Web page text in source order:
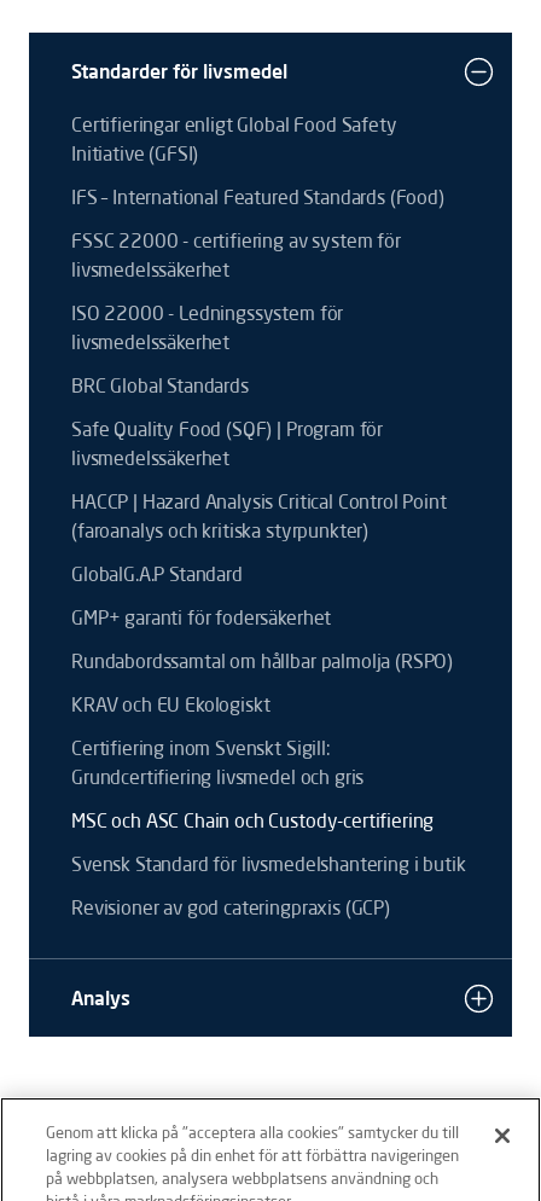
Standarder för livsmedel
Certifieringar enligt Global Food Safety
Initiative (GFSI)
IFS – International Featured Standards (Food)
FSSC 22000 - certifiering av system för
livsmedelssäkerhet
ISO 22000 - Ledningssystem för
livsmedelssäkerhet
BRC Global Standards
Safe Quality Food (SQF) | Program för
livsmedelssäkerhet
HACCP | Hazard Analysis Critical Control Point
(faroanalys och kritiska styrpunkter)
GlobalG.A.P Standard
GMP+ garanti för fodersäkerhet
Rundabordssamtal om hållbar palmolja (RSPO)
KRAV och EU Ekologiskt
Certifiering inom Svenskt Sigill:
Grundcertifiering livsmedel och gris
MSC och ASC Chain och Custody-certifiering
Svensk Standard för livsmedelshantering i butik
Revisioner av god cateringpraxis (GCP)
Analys
Genom att klicka på "acceptera alla cookies" samtycker du till
lagring av cookies på din enhet för att förbättra navigeringen
på webbplatsen, analysera webbplatsens användning och